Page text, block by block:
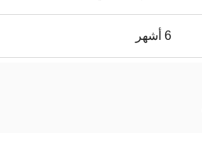
6 أشهر